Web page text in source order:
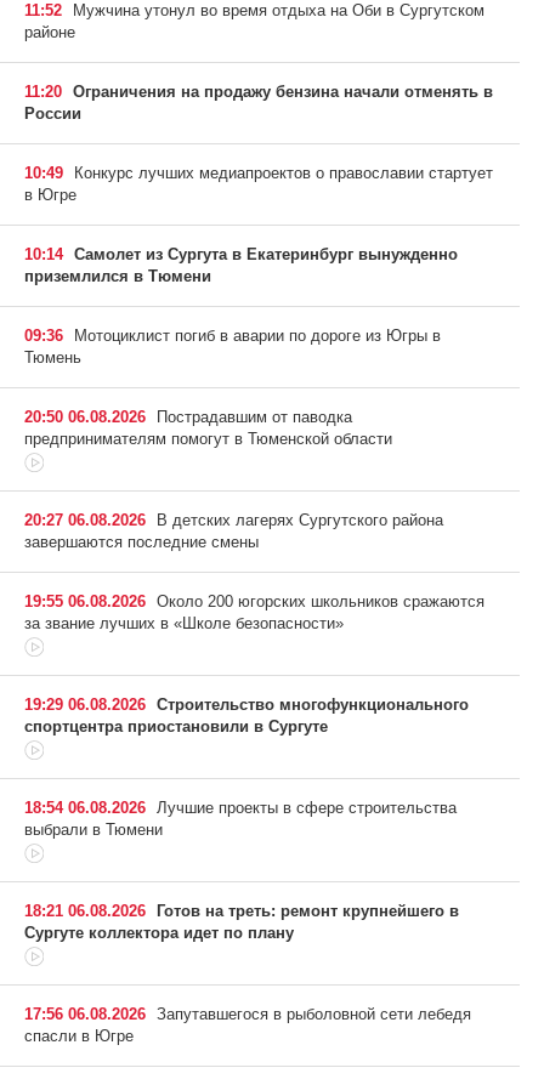
11:52
Мужчина утонул во время отдыха на Оби в Сургутском
районе
11:20 Ограничения на продажу бензина начали отменять в
России
10:49
Конкурс лучших медиапроектов о православии стартует
в Югре
10:14 Самолет из Сургута в Екатеринбург вынужденно
приземлился в Тюмени
09:36
Мотоциклист погиб в аварии по дороге из Югры в
Тюмень
20:50 06.08.2026
Пострадавшим от паводка
предпринимателям помогут в Тюменской области
20:27 06.08.2026
В детских лагерях Сургутского района
завершаются последние смены
19:55 06.08.2026 Около 200 югорских школьников сражаются
за звание лучших в «Школе безопасности»
19:29 06.08.2026 Строительство многофункционального
спортцентра приостановили в Сургуте
18:54 06.08.2026 Лучшие проекты в сфере строительства
выбрали в Тюмени
18:21 06.08.2026
Готов на треть: ремонт крупнейшего в
Сургуте коллектора идет по плану
17:56 06.08.2026 Запутавшегося в рыболовной сети лебедя
спасли в Югре